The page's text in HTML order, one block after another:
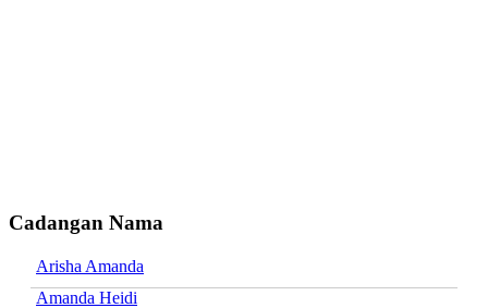
Cadangan Nama
Arisha Amanda
Amanda Heidi